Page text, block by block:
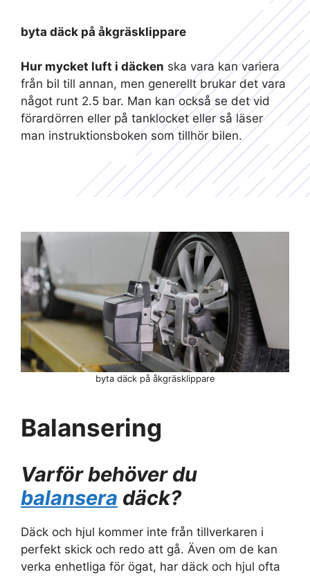
byta däck på åkgräsklippare
Hur mycket luft i däcken ska vara kan variera
från bil till annan, men generellt brukar det vara
något runt 2.5 bar. Man kan också se det vid
förardörren eller på tanklocket eller så läser
man instruktionsboken som tillhör bilen.
Balansering
Varför behöver du
balansera däck?
Däck och hjul kommer inte från tillverkaren i
perfekt skick och redo att gå. Även om de kan
verka enhetliga för ögat, har däck och hjul ofta
byta däck på åkgräsklippare